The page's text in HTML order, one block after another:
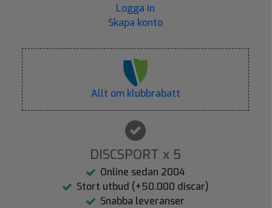
Logga in
Skapa konto
Allt om klubbrabatt
DISCSPORT x 5
Online sedan 2004
Stort utbud (+50.000 discar)
Snabba leveranser